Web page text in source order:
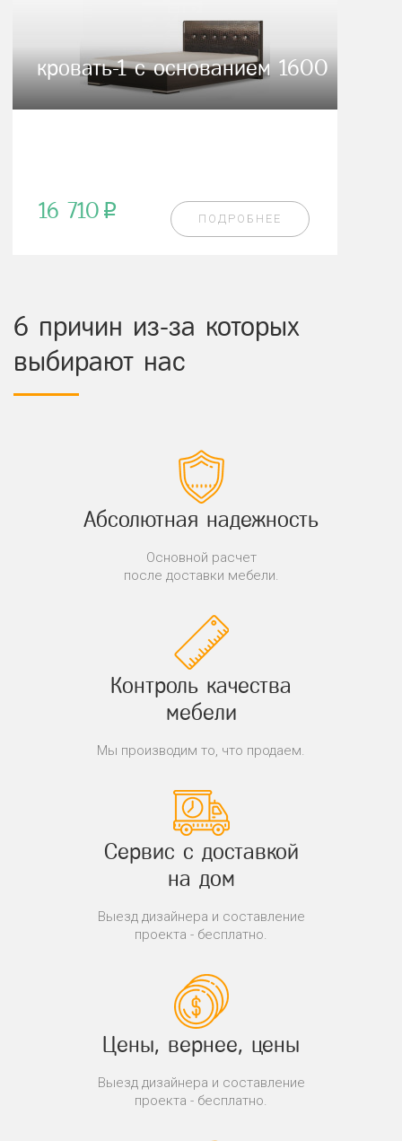
кровать-1 с основанием 1600
16 710 p
ПОДРОБНЕЕ
6 причин из-за которых
выбирают нас
Абсолютная надежность
Основной расчет
после доставки мебели.
Контроль качества
мебели
Мы производим то, что продаем.
Сервис с доставкой
на дом
Выезд дизайнера и составление
проекта - бесплатно.
Цены, вернее, цены
Выезд дизайнера и составление
проекта - бесплатно.